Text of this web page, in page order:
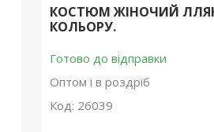
КОСТЮМ ЖІНОЧИЙ
КОЛЬОРУ.
Готово до відправки
Оптом і в роздріб
Код: 26039